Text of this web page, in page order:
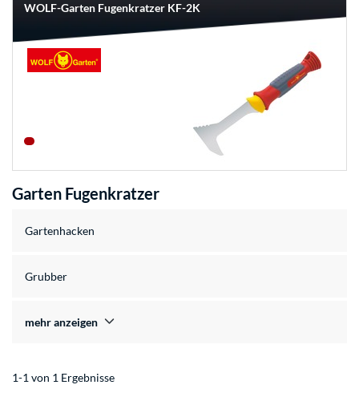
WOLF-Garten Fugenkratzer KF-2K
Garten Fugenkratzer
Gartenhacken
Grubber
mehr anzeigen
1-1 von 1 Ergebnisse